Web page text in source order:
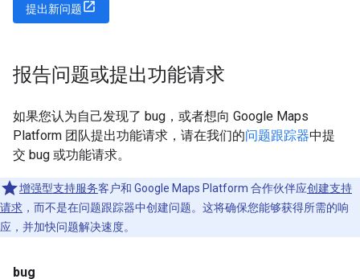
提出新问题
报告问题或提出功能请求
如果您认为自己发现了 bug，或者想向 Google Maps
Platform 团队提出功能请求，请在我们的问题跟踪器中提
交 bug 或功能请求。
增强型支持服务客户和 Google Maps Platform 合作伙伴应创建支持
请求 ，而不是在问题跟踪器中创建问题。这将确保您能够获得所需的响
应，并加快问题解决速度。
bug